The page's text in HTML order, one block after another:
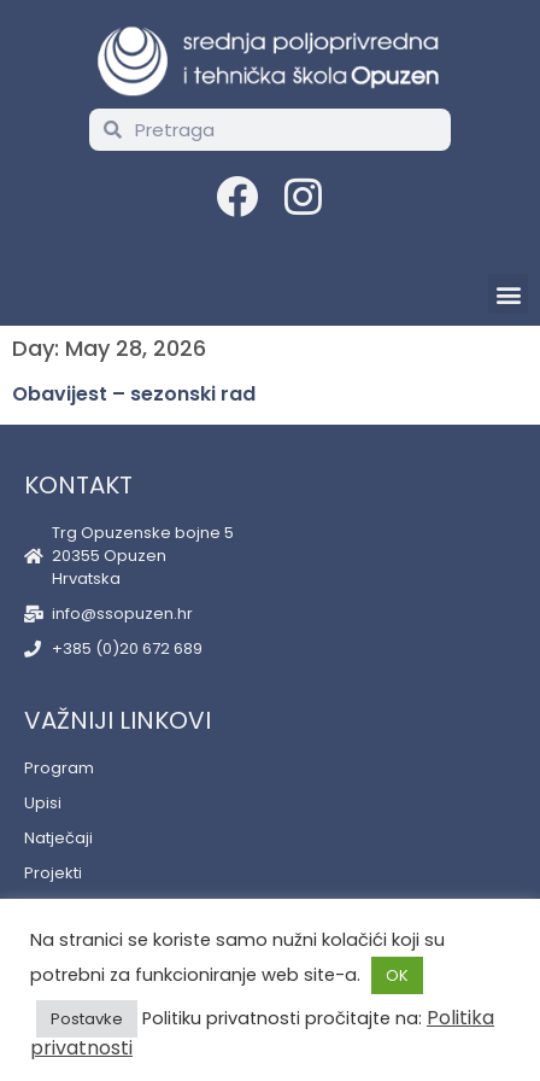
Day: May 28, 2026
Obavijest – sezonski rad
KONTAKT
Trg Opuzenske bojne 5
20355 Opuzen
Hrvatska
info@ssopuzen.hr
+385 (0)20 672 689
VAŽNIJI LINKOVI
Program
Upisi
Natječaji
Projekti
Politika privatnosti
Na stranici se koriste samo nužni kolačići koji su
potrebni za funkcioniranje web site-a.
OK
Postavke
Politiku privatnosti pročitajte na: Politika
privatnosti